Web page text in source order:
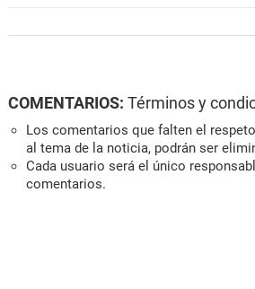
COMENTARIOS: Términos y
Los comentarios que falten el
al tema de la noticia, podrán ser
Cada usuario será el único
comentarios.